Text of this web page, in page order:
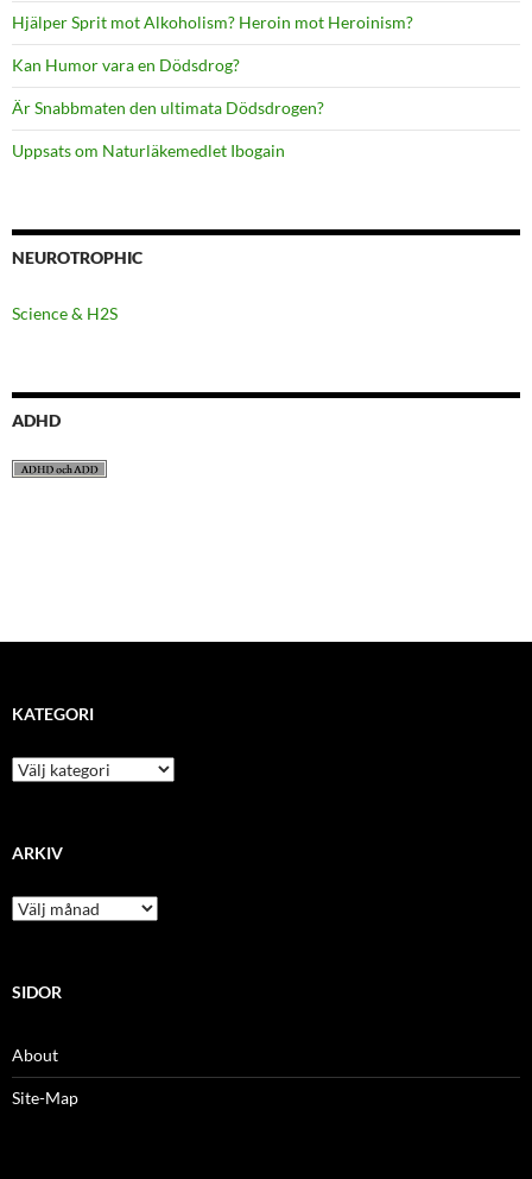
Hjälper Sprit mot Alkoholism? Heroin mot Heroinism?
Kan Humor vara en Dödsdrog?
Är Snabbmaten den ultimata Dödsdrogen?
Uppsats om Naturläkemedlet Ibogain
NEUROTROPHIC
Science & H2S
ADHD
KATEGORI
kategori
ARKIV
arkiv
SIDOR
About
Site-Map